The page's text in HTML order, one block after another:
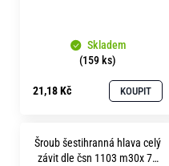
Skladem
(159 ks)
21,18 Kč KOUPIT
Šroub šestihranná hlava celý
závit dle čsn 1103 m30x 70